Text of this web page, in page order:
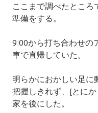
ここまで調べたところ
準備をする。
9:00から打ち合わせの
車で直帰していた。
明らかにおかしい足に
把握しきれず、[とに
家を後にした。